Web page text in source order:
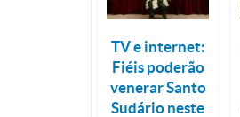
TV e internet:
Fiéis poderão
venerar Santo
Sudário neste